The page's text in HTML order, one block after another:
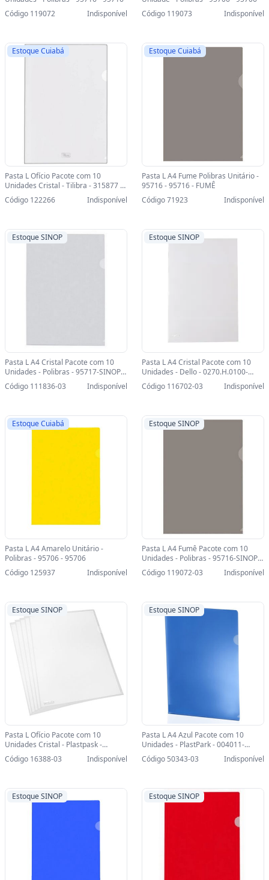
Código 119072
Indisponível
Código 119073
Indisponível
Estoque Cuiabá
Pasta L Ofício Pacote com 10
Unidades Cristal - Tilibra - 315877 -
315877
Código 122266 Indisponível
Estoque Cuiabá
Pasta L A4 Fume Polibras Unitário -
95716 - 95716 - FUMÊ
Código 71923
Indisponível
Estoque SINOP
Pasta L A4 Cristal Pacote com 10
Unidades - Polibras - 95717-SINOP-
03 - 95717
Código 111836-03 Indisponível
Estoque SINOP
Pasta L A4 Cristal Pacote com 10
Unidades - Dello - 0270.H.0100-
SINOP-03 - 0270.H.0100
Código 116702-03 Indisponível
Estoque Cuiabá
Pasta L A4 Amarelo Unitário -
Polibras - 95706 - 95706
Código 125937
Indisponível
Estoque SINOP
Pasta L A4 Fumê Pacote com 10
Unidades - Polibras - 95716-SINOP-
03 - 95716
Código 119072-03 Indisponível
Estoque SINOP
Pasta L Ofício Pacote com 10
Unidades Cristal - Plastpask -
000203-SINOP-03 - 203
Código 16388-03 Indisponível
Estoque SINOP
Pasta L A4 Azul Pacote com 10
Unidades - PlastPark - 004011-
SINOP-03 - 004011
Código 50343-03 Indisponível
Estoque SINOP Estoque SINOP